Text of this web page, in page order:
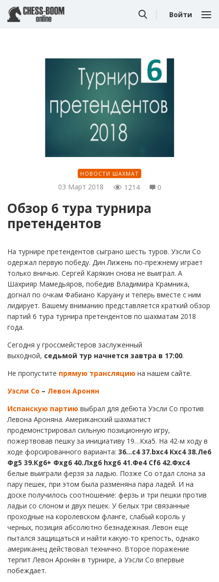
Войти
НОВОСТИ ШАХМАТ
03 Март 2018 1214 0
Обзор 6 тура турнира
претендентов
На турнире претендентов сыграно шесть туров. Уэсли Со
одержал первую победу. Дин Лижень по-прежнему играет
только вничью. Сергей Карякин снова не выиграл. А
Шахрияр Мамедьяров, победив Владимира Крамника,
догнал по очкам Фабиано Каруану и теперь вместе с ним
лидирует. Вашему вниманию представляется краткий обзор
партий 6 тура турнира претендентов по шахматам 2018
года.
Сегодня у гроссмейстеров заслуженный
выходной, седьмой тур начнется завтра в 17:00.
Не пропустите прямую трансляцию на нашем сайте.
Уэсли Со – Левон Аронян
Испанскую партию выбрал для дебюта Уэсли Со против
Левона Ароняна. Американский шахматист
продемонстрировал сильную позиционную игру,
пожертвовав пешку за инициативу 19…Кxa5. На 42-м ходу в
ходе форсированного варианта: 36…c4 37.bxc4 Кxc4 38.Лe6
Фg5 39.Кg6+ Фxg6 40.Лxg6 hxg6 41.Фe4 Сf6 42.Фxc4
белые выиграли ферзя за ладью. Позже Со отдал слона за
пару пешек, при этом была разменяна пара ладей. И на
доске получилось соотношение: ферзь и три пешки против
ладьи со слоном и двух пешек. У белых три связанные
проходные на королевском фланге, слабый король у
черных, позиция абсолютно безнадежная. Левон еще
пытался защищаться и найти какую-то крепость, однако
американец действовал технично. Второе поражение
терпит Левон Аронян в турнире, а Уэсли Со впервые
побеждает.